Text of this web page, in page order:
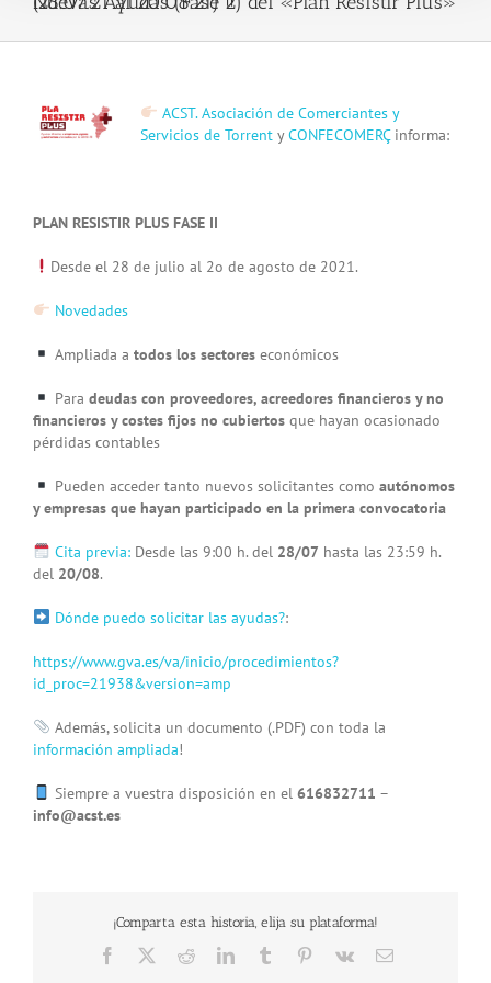
View
Larger
ACST. Asociación de Comerciantes y
Servicios de TorrentyCONFECOMERÇinforma:
PLAN RESISTIR PLUS FASE II
Desde el 28 de julio al 2o de agosto de 2021.
Novedades
Ampliada a todos los sectoreseconómicos
Para deudas con proveedores, acreedores financieros y no
financieros y costes fijos no cubiertos que hayan ocasionado
pérdidas contables
Pueden acceder tanto nuevos solicitantes como autónomos
y empresas que hayan participado en la primera convocatoria
Cita previa:Desde las 9:00 h. del 28/07 hasta las 23:59 h.
del 20/08.
Dónde puedo solicitar las ayudas?:
https://www.gva.es/va/inicio/procedimientos?
id_proc=21938&version=amp
Además, solicita un documento (.PDF) con toda la
información ampliada!
Siempre a vuestra disposición en el 616832711 –
info@acst.es
¡Comparta esta historia, elija su plataforma!
Facebook RedditLinkedInTumblr Pinterest
Vk Email